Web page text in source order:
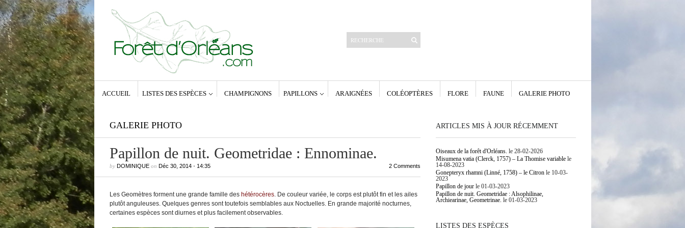
Articles récents
Papillon de nuit. Geometridae : Sterrhinae.
Bombyx du peuplier
Commentaires récents
DominiquedansZeuzera pyrina (Linné,
Anne-Lyse MESSAGERdansZeuzera
pyrina (Linné, 1761) – La Coquette
DominiquedansZeuzera pyrina (Linné,
janvier 2023
décembre 2016
février 2016
ACCUEIL LISTES DES ESPÈCES CHAMPIGNONS PAPILLONS ARAIGNÉES COLÉOPTÈRES FLORE FAUNE GALERIE PHOTO
GALERIE PHOTO
Papillon de nuit. Geometridae : Ennominae.
by DOMINIQUEon Déc 30, 2014• 14:35 2 Comments
Les Geomètres forment une grande famille des hétérocères. De couleur variée, le corps est plutôt fin et les ailes
plutôt anguleuses. Quelques genres sont toutefois semblables aux Noctuelles. En grande majorité nocturnes,
certaines espèces sont diurnes et plus facilement observables.
ARTICLES MIS À JOUR RÉCEMMENT
Oiseaux de la forêt d'Orléans. le 28-02-2026
Misumena vatia (Clerck, 1757) – La Thomise variablele
14-08-2023
Gonepteryx rhamni (Linné, 1758) – le Citronle 10-03-
2023
Papillon de jourle 01-03-2023
Papillon de nuit. Geometridae : Alsophilinae,
Archiearinae, Geometrinae. le 01-03-2023
LISTES DES ESPÈCES